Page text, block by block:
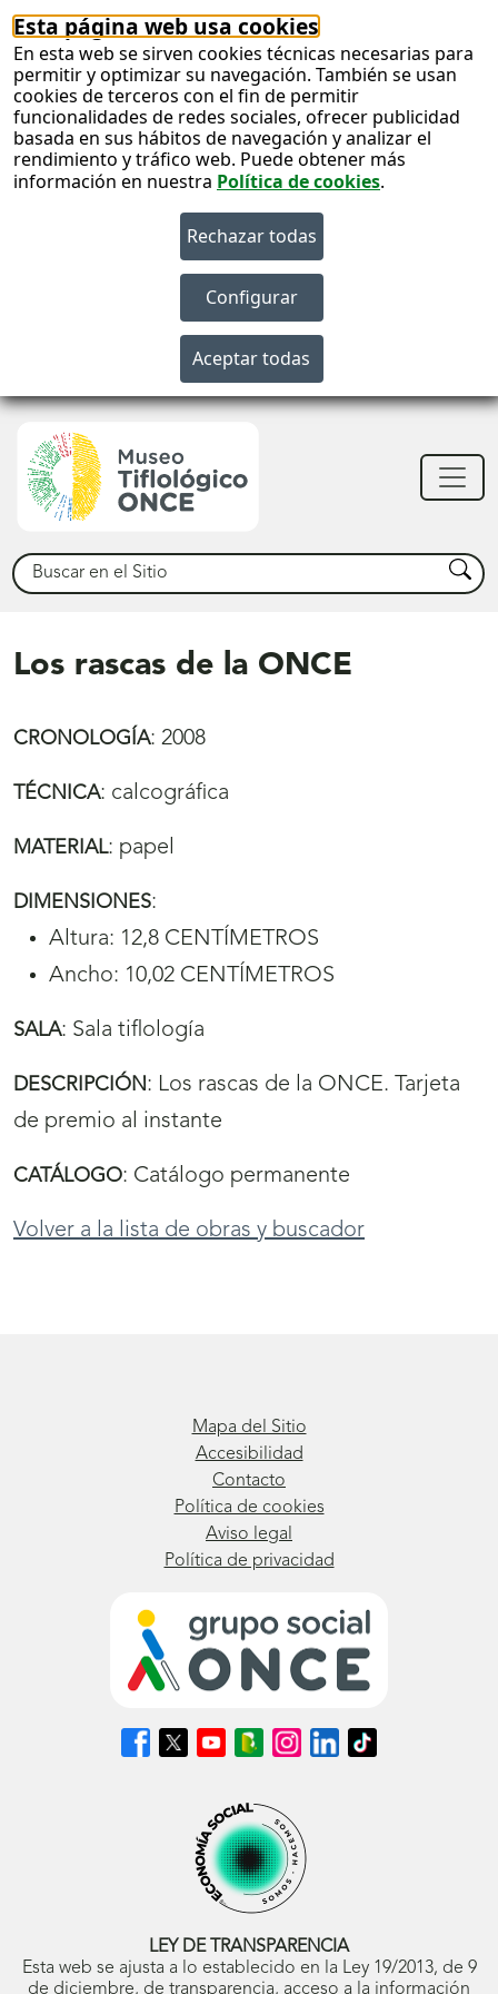
Esta página web usa cookies
En esta web se sirven cookies técnicas necesarias para
permitir y optimizar su navegación. También se usan
cookies de terceros con el fin de permitir
funcionalidades de redes sociales, ofrecer publicidad
basada en sus hábitos de navegación y analizar el
rendimiento y tráfico web. Puede obtener más
información en nuestra Política de cookies.
Buscar Buscar
Los rascas de la ONCE
CRONOLOGÍA: 2008
TÉCNICA: calcográfica
MATERIAL: papel
DIMENSIONES:
Altura: 12,8 CENTÍMETROS
Ancho: 10,02 CENTÍMETROS
SALA: Sala tiflología
DESCRIPCIÓN: Los rascas de la ONCE. Tarjeta
de premio al instante
CATÁLOGO: Catálogo permanente
Volver a la lista de obras y buscador
Mapa del Sitio
Accesibilidad
Contacto
Política de cookies
Aviso legal
Política de privacidad
Síguenos
en
Síguenos
en
ventana
nueva)
Síguenos
en
abrirá
en
ventana
nueva)
Síguenos
en
Blog
ONCE
(se
abrirá
en
ventana
Síguenos
en
abrirá
en
ventana
nueva)
Síguenos
en
Síguenos
en
LEY DE TRANSPARENCIA
Esta web se ajusta a lo establecido en la Ley 19/2013, de 9
de diciembre, de transparencia, acceso a la información